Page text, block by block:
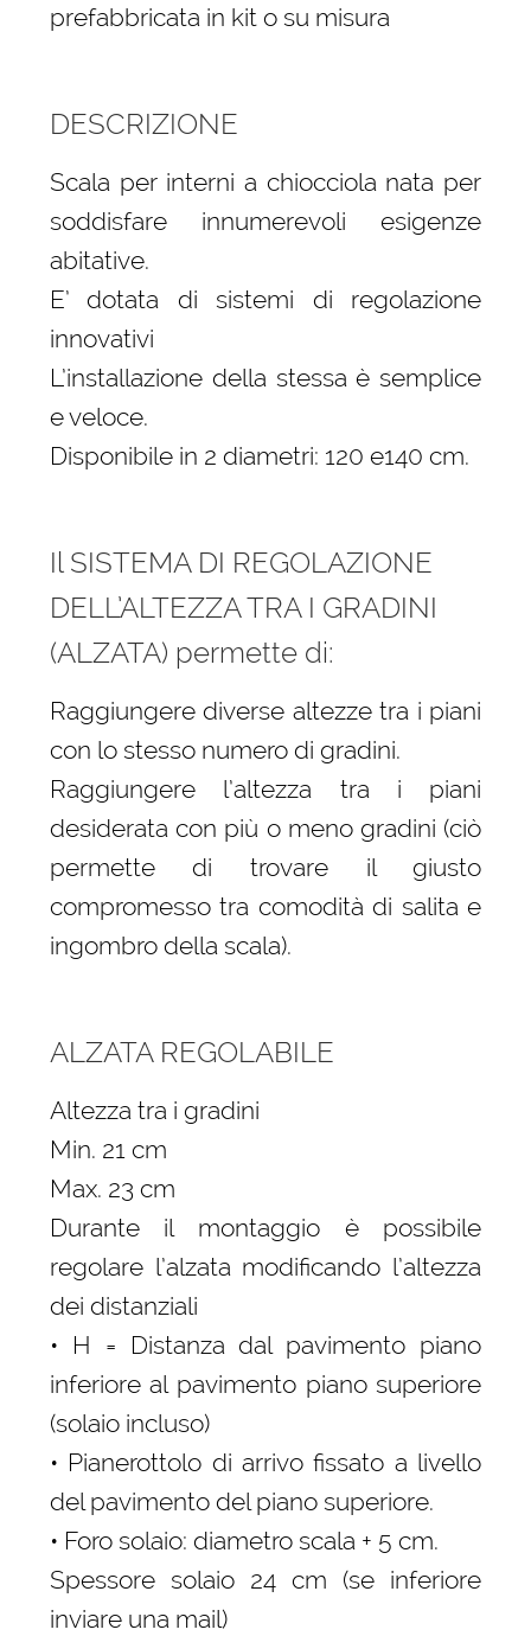
prefabbricata in kit o su misura
DESCRIZIONE
Scala per interni a chiocciola nata per
soddisfare innumerevoli esigenze
abitative.
E’ dotata di sistemi di regolazione
innovativi
L’installazione della stessa è semplice
e veloce.
Disponibile in 2 diametri: 120 e140 cm.
Il SISTEMA DI REGOLAZIONE
DELL’ALTEZZA TRA I GRADINI
(ALZATA) permette di:
Raggiungere diverse altezze tra i piani
con lo stesso numero di gradini.
Raggiungere l’altezza tra i piani
desiderata con più o meno gradini (ciò
permette di trovare il giusto
compromesso tra comodità di salita e
ingombro della scala).
ALZATA REGOLABILE
Altezza tra i gradini
Min. 21 cm
Max. 23 cm
Durante il montaggio è possibile
regolare l’alzata modificando l’altezza
dei distanziali
• H = Distanza dal pavimento piano
inferiore al pavimento piano superiore
(solaio incluso)
• Pianerottolo di arrivo fissato a livello
del pavimento del piano superiore.
• Foro solaio: diametro scala + 5 cm.
Spessore solaio 24 cm (se inferiore
inviare una mail)